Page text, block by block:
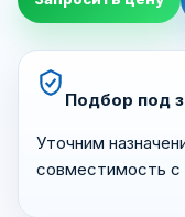
Подбор под
Уточним
совместимость с